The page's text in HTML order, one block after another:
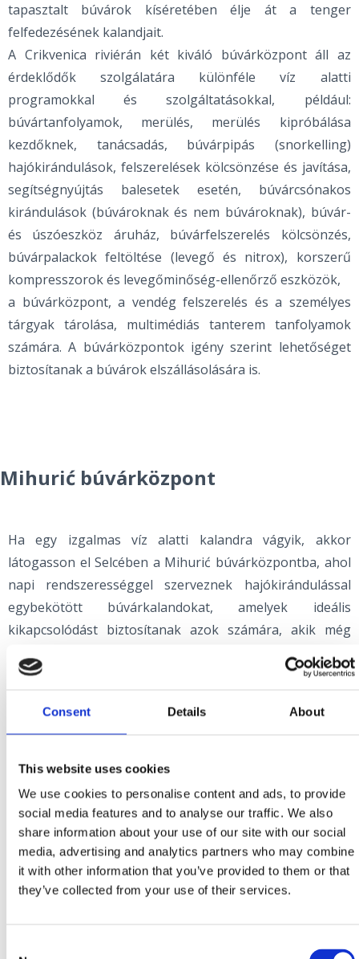
Consent Details About
This website uses cookies
We use cookies to personalise content and ads, to provide
social media features and to analyse our traffic. We also
share information about your use of our site with our social
media, advertising and analytics partners who may combine
it with other information that you’ve provided to them or that
they’ve collected from your use of their services.
tapasztalt búvárok kíséretében élje át a tenger
felfedezésének kalandjait.
A Crikvenica riviérán két kiváló búvárközpont áll az
érdeklődők szolgálatára különféle víz alatti
programokkal és szolgáltatásokkal, például:
búvártanfolyamok, merülés, merülés kipróbálása
kezdőknek, tanácsadás, búvárpipás (snorkelling)
hajókirándulások, felszerelések kölcsönzése és javítása,
segítségnyújtás balesetek esetén, búvárcsónakos
kirándulások (búvároknak és nem búvároknak), búvár-
és úszóeszköz áruház, búvárfelszerelés kölcsönzés,
búvárpalackok feltöltése (levegő és nitrox), korszerű
kompresszorok és levegőminőség-ellenőrző eszközök,
a búvárközpont, a vendég felszerelés és a személyes
tárgyak tárolása, multimédiás tanterem tanfolyamok
számára. A búvárközpontok igény szerint lehetőséget
biztosítanak a búvárok elszállásolására is.
Mihurić búvárközpont
Ha egy izgalmas víz alatti kalandra vágyik, akkor
látogasson el Selcében a Mihurić búvárközpontba, ahol
napi rendszerességgel szerveznek hajókirándulással
egybekötött búvárkalandokat, amelyek ideális
kikapcsolódást biztosítanak azok számára, akik még
soha nem merültek, és azok számára is, akik
szenvedélyes búvárok.
Diving Instructors) programra épülő
valamint búvároktatói tanfolyamokat is szervez horvát,
angol, holland, német és olasz nyelven.
Contact:
RONILAČKI CENTAR MIHURIĆ
Šetalište Ivana Jeličića bb, Selce (Uvala Slana)
+385 51 765 462; +385 99 216 9444